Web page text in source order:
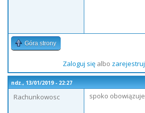
Góra strony
Zaloguj sięalbo zarejestruj
ndz., 13/01/2019 - 22:27
Rachunkowosc
spoko obowiązuje